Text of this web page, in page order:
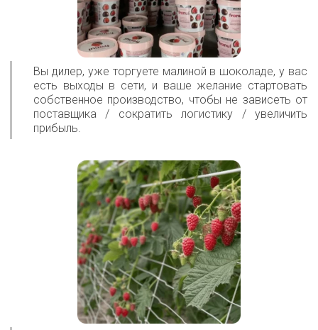
Вы дилер, уже торгуете малиной в шоколаде, у вас
есть выходы в сети, и ваше желание стартовать
собственное производство, чтобы не зависеть от
поставщика / сократить логистику / увеличить
прибыль.